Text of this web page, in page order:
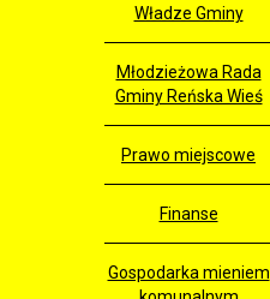
Władze Gminy
Młodzieżowa Rada
Gminy Reńska Wieś
Prawo miejscowe
Finanse
Gospodarka mieniem